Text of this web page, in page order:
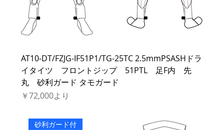
AT10-DT/FZJG-IF51P1/TG-25TC 2.5mmPSASHドラ
イタイツ フロントジップ 51PTL 足F内 先
丸 砂利ガード タモガード
￥72,000より
セール価格
砂利ガード付